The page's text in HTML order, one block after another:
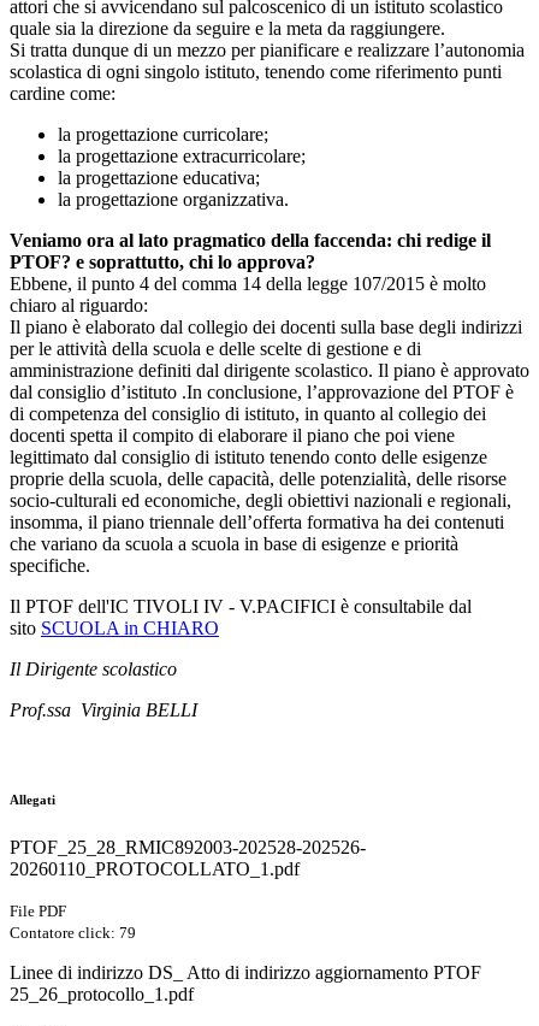
attori che si avvicendano sul palcoscenico di un istituto scolastico
quale sia la direzione da seguire e la meta da raggiungere.
Si tratta dunque di un mezzo per pianificare e realizzare l’autonomia
scolastica di ogni singolo istituto, tenendo come riferimento punti
cardine come:
la progettazione curricolare;
la progettazione extracurricolare;
la progettazione educativa;
la progettazione organizzativa.
Veniamo ora al lato pragmatico della faccenda: chi redige il
PTOF? e soprattutto, chi lo approva?
Ebbene, il punto 4 del comma 14 della legge 107/2015 è molto
chiaro al riguardo:
Il piano è elaborato dal collegio dei docenti sulla base degli indirizzi
per le attività della scuola e delle scelte di gestione e di
amministrazione definiti dal dirigente scolastico. Il piano è approvato
dal consiglio d’istituto .In conclusione, l’approvazione del PTOF è
di competenza del consiglio di istituto, in quanto al collegio dei
docenti spetta il compito di elaborare il piano che poi viene
legittimato dal consiglio di istituto tenendo conto delle esigenze
proprie della scuola, delle capacità, delle potenzialità, delle risorse
socio-culturali ed economiche, degli obiettivi nazionali e regionali,
insomma, il piano triennale dell’offerta formativa ha dei contenuti
che variano da scuola a scuola in base di esigenze e priorità
specifiche.
Il PTOF dell'IC TIVOLI IV - V.PACIFICI è consultabile dal
sito SCUOLA in CHIARO
Il Dirigente scolastico
Prof.ssa Virginia BELLI
Allegati
PTOF_25_28_RMIC892003-202528-202526-
20260110_PROTOCOLLATO_1.pdf
File PDF
Contatore click: 79
Linee di indirizzo DS_ Atto di indirizzo aggiornamento PTOF
25_26_protocollo_1.pdf